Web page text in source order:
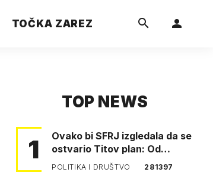
TOČKA ZAREZ
TOP NEWS
1
Ovako bi SFRJ izgledala da se
ostvario Titov plan: Od
Klagenfurta do Istanbula!
POLITIKA I DRUŠTVO
281397